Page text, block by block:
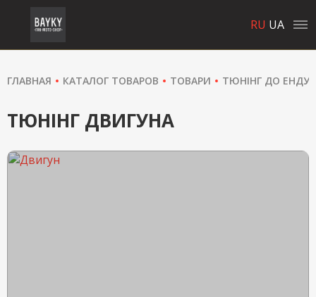
RU UA
ГЛАВНАЯ КАТАЛОГ ТОВАРОВ ТОВАРИ ТЮНІНГ ДО
ТЮНІНГ ДВИГУНА